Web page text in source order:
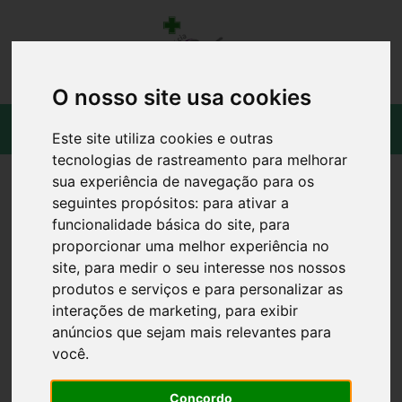
O nosso site usa cookies
Este site utiliza cookies e outras
tecnologias de rastreamento para melhorar
sua experiência de navegação para os
seguintes propósitos: para ativar a
funcionalidade básica do site, para
proporcionar uma melhor experiência no
site, para medir o seu interesse nos nossos
produtos e serviços e para personalizar as
interações de marketing, para exibir
anúncios que sejam mais relevantes para
você.
Concordo